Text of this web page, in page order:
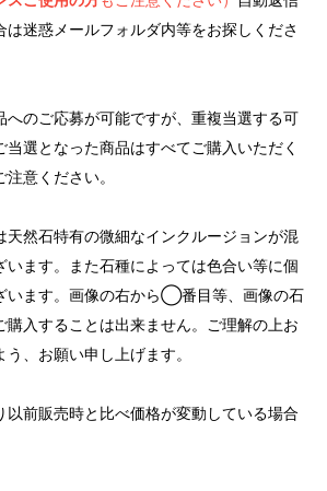
は迷惑メールフォルダ内等をお探しくださ
へのご応募が可能ですが、重複当選する可
当選となった商品はすべてご購入いただく
意ください。
天然石特有の微細なインクルージョンが混
います。また石種によっては色合い等に個
います。画像の右から◯番目等、画像の石
購入することは出来ません。ご理解の上お
、お願い申し上げます。
以前販売時と比べ価格が変動している場合